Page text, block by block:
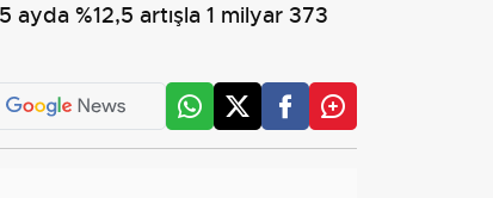
ayda %12,5 artışla 1 milyar 373